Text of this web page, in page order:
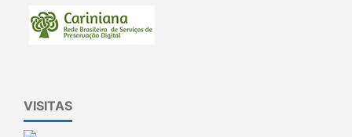
VISITAS